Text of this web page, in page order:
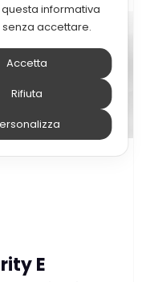
E
informativa
accettare.
Accetta
Rifiuta